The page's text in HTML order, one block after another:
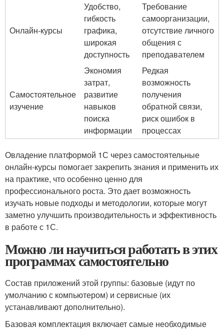
Онлайн-курсы
Удобство,
гибкость
графика,
широкая
доступность
Требование
самоорганизации,
отсутствие личного
общения с
преподавателем
Самостоятельное
изучение
Экономия
затрат,
развитие
навыков
поиска
информации
Редкая
возможность
получения
обратной связи,
риск ошибок в
процессах
Овладение платформой 1С через самостоятельные
онлайн-курсы помогает закрепить знания и применить их
на практике, что особенно ценно для
профессионального роста. Это дает возможность
изучать новые подходы и методологии, которые могут
заметно улучшить производительность и эффективность
в работе с 1С.
Можно ли научиться работать в этих
программах самостоятельно
Состав приложений этой группы: базовые (идут по
умолчанию с компьютером) и сервисные (их
устанавливают дополнительно).
Базовая комплектация включает самые необходимые